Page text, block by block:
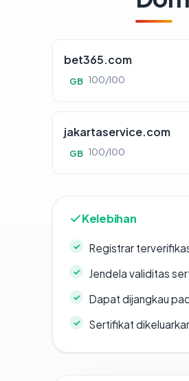
bet365.com
GB 100/100
jakartaservice.com
GB 100/100
Kelebihan
Registrar
Jendela validitas
Dapat dijangkau
Sertifikat